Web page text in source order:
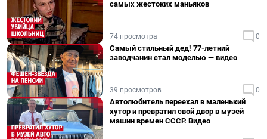
самых жестоких маньяков
74 просмотра 0
Самый стильный дед! 77-летний
заводчанин стал моделью — видео
39 просмотров 0
Автолюбитель переехал в маленький
хутор и превратил свой двор в музей
машин времен СССР. Видео